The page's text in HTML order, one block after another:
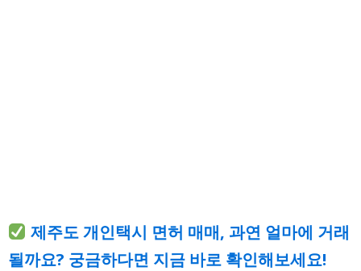
제주도 개인택시 면허 매매, 과연 얼마에 거래
될까요? 궁금하다면 지금 바로 확인해보세요!